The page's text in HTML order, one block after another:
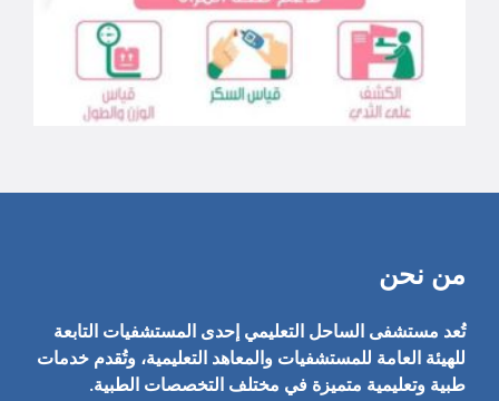
من نحن
تُعد مستشفى الساحل التعليمي إحدى المستشفيات التابعة
للهيئة العامة للمستشفيات والمعاهد التعليمية، وتُقدم خدمات
طبية وتعليمية متميزة في مختلف التخصصات الطبية.